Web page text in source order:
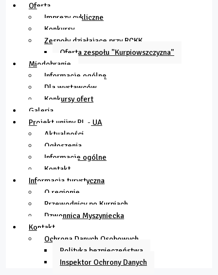
Oferta
Imprezy cykliczne
Konkursy
Zespoły działające przy RCKK
Oferta zespołu "Kurpiowszczyzna"
Miodobranie
Informacje ogólne
Dla wystawców
Konkursy ofert
Galeria
Projekt unijny PL - UA
Aktualności
Ogłoszenia
Informacje ogólne
Kontakt
Informacja turystyczna
O regionie
Przewodnicy po Kurpiach
Dzwonnica Myszyniecka
Kontakt
Ochrona Danych Osobowych
Polityka bezpieczeństwa
Inspektor Ochrony Danych